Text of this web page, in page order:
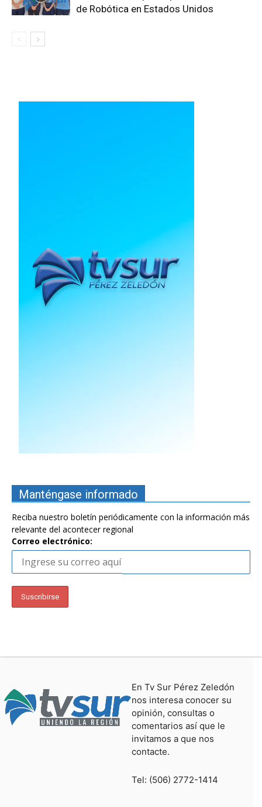
de Robótica en Estados Unidos
Manténgase informado
Reciba nuestro boletín periódicamente con la información más
relevante del acontecer regional
Correo electrónico:
En Tv Sur Pérez Zeledón
nos interesa conocer su
opinión, consultas o
comentarios así que le
invitamos a que nos
contacte.
Tel: (506) 2772-1414